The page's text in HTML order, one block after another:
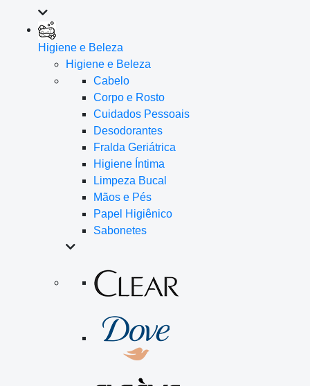
Higiene e Beleza
Higiene e Beleza
Cabelo
Corpo e Rosto
Cuidados Pessoais
Desodorantes
Fralda Geriátrica
Higiene Íntima
Limpeza Bucal
Mãos e Pés
Papel Higiênico
Sabonetes